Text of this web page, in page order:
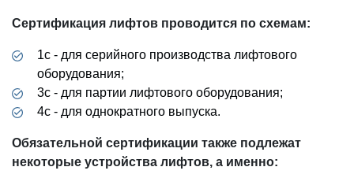
Сертификация лифтов проводится по схемам:
1с - для серийного производства лифтового
оборудования;
3с - для партии лифтового оборудования;
4с - для однократного выпуска.
Обязательной сертификации также подлежат
некоторые устройства лифтов, а именно: